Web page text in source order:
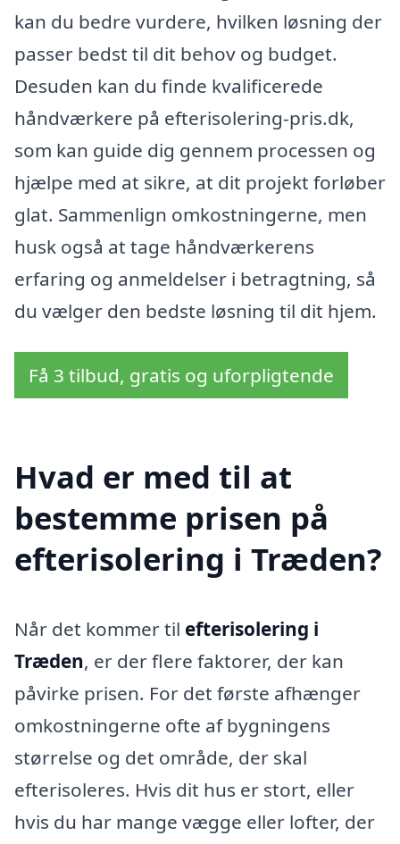
kan du bedre vurdere, hvilken løsning der
passer bedst til dit behov og budget.
Desuden kan du finde kvalificerede
håndværkere på efterisolering-pris.dk,
som kan guide dig gennem processen og
hjælpe med at sikre, at dit projekt forløber
glat. Sammenlign omkostningerne, men
husk også at tage håndværkerens
erfaring og anmeldelser i betragtning, så
du vælger den bedste løsning til dit hjem.
Få 3 tilbud, gratis og uforpligtende
Hvad er med til at
bestemme prisen på
efterisolering i Træden?
Når det kommer til efterisolering i
Træden, er der flere faktorer, der kan
påvirke prisen. For det første afhænger
omkostningerne ofte af bygningens
størrelse og det område, der skal
efterisoleres. Hvis dit hus er stort, eller
hvis du har mange vægge eller lofter, der